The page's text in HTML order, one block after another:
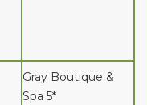
Gray Boutique &
Spa 5*